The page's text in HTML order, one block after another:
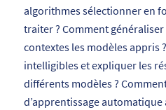
algorithmes sélectionner en
traiter ? Comment
contextes les modèles appris
intelligibles et expliquer les
différents modèles ?
d’apprentissage automatique